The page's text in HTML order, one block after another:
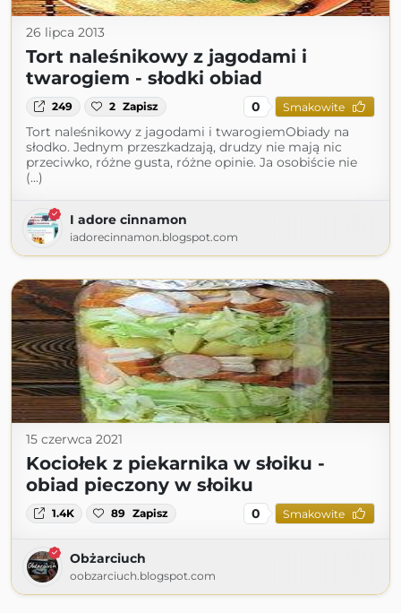
26 lipca 2013
Tort naleśnikowy z jagodami i
twarogiem - słodki obiad
249 2 Zapisz 0 Smakowite
Tort naleśnikowy z jagodami i twarogiemObiady na
słodko. Jednym przeszkadzają, drudzy nie mają nic
przeciwko, różne gusta, różne opinie. Ja osobiście nie
(...)
I adore cinnamon
iadorecinnamon.blogspot.com
15 czerwca 2021
Kociołek z piekarnika w słoiku -
obiad pieczony w słoiku
1.4K 89 Zapisz 0 Smakowite
Obżarciuch
oobzarciuch.blogspot.com